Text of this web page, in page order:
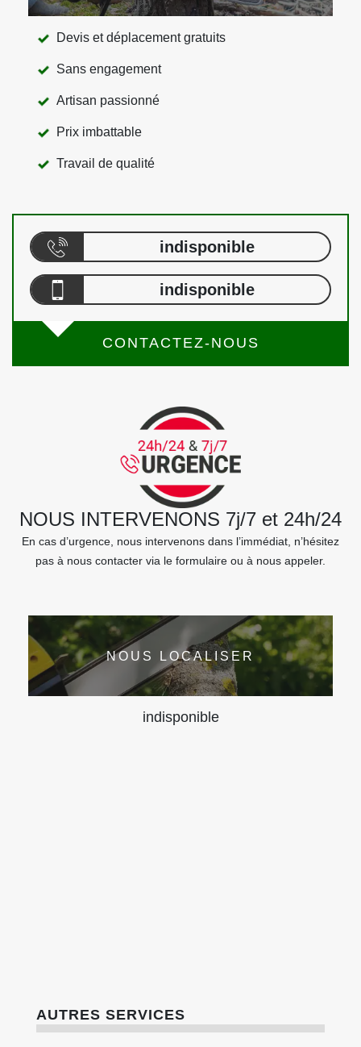
Devis et déplacement gratuits
Sans engagement
Artisan passionné
Prix imbattable
Travail de qualité
indisponible
indisponible
CONTACTEZ-NOUS
NOUS INTERVENONS 7j/7 et 24h/24
En cas d’urgence, nous intervenons dans l’immédiat, n’hésitez
pas à nous contacter via le formulaire ou à nous appeler.
NOUS LOCALISER
indisponible
AUTRES SERVICES